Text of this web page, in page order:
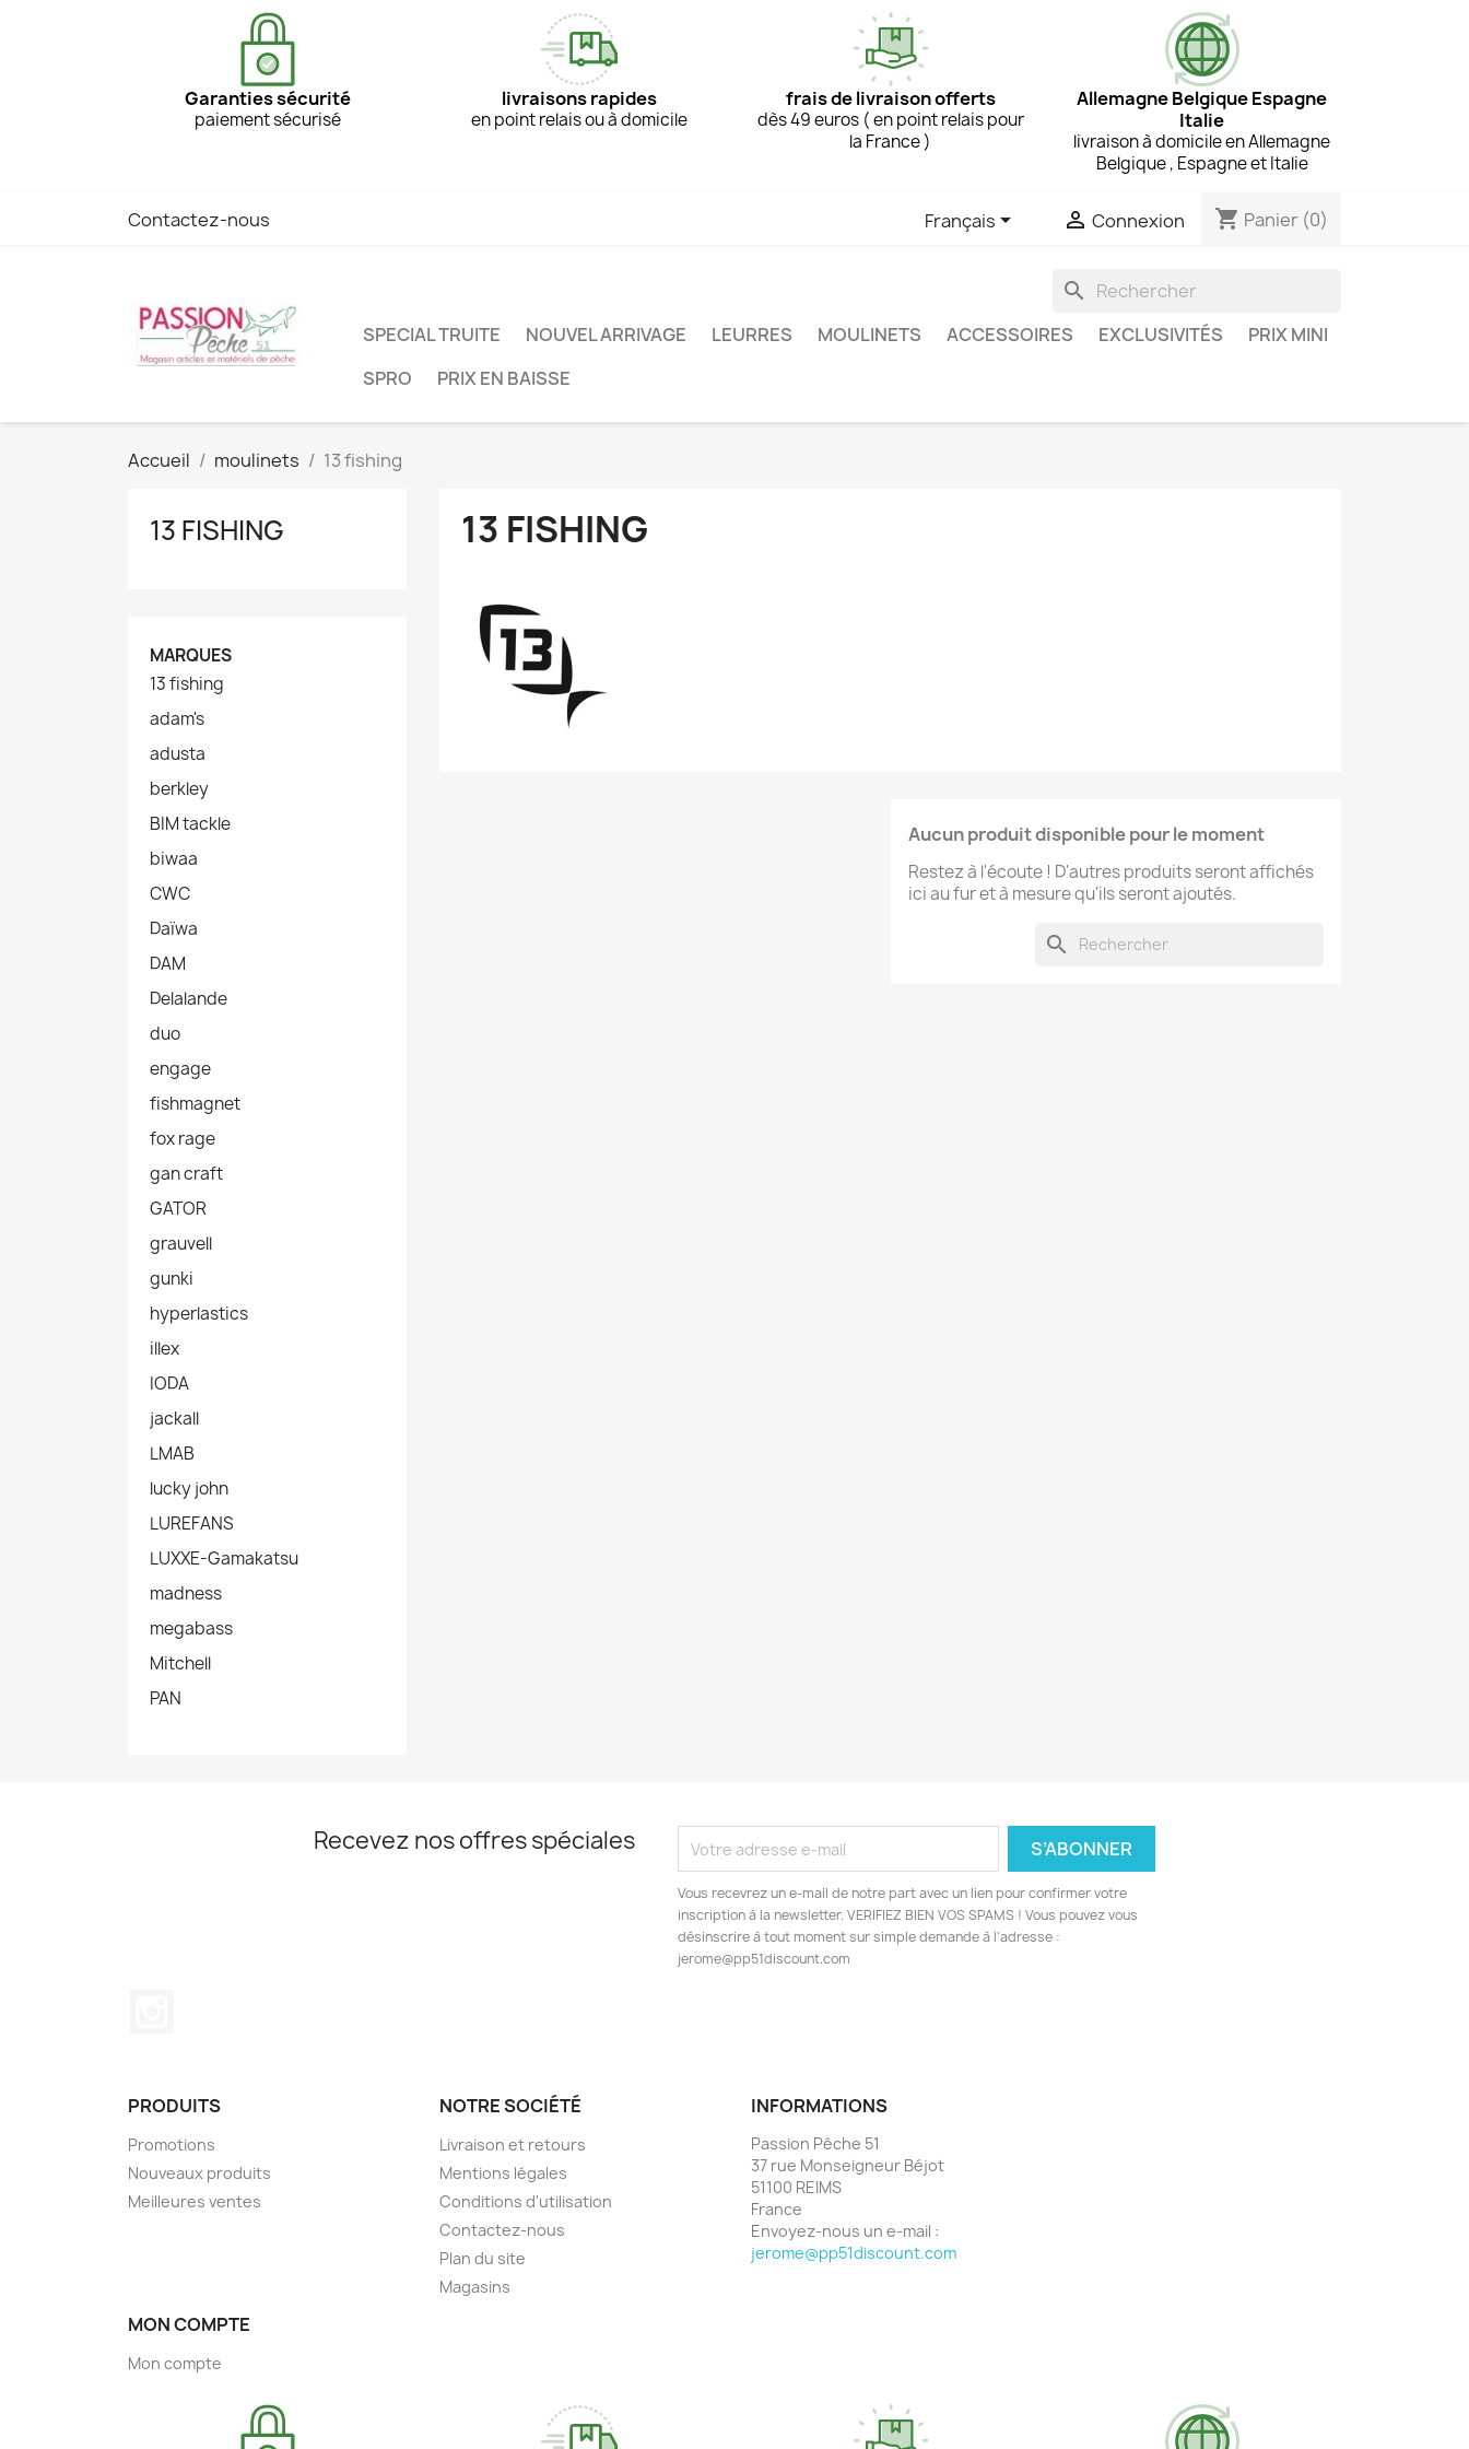
Garanties sécurité
paiement sécurisé
livraisons rapides
en point relais ou à domicile
frais de livraison offerts
dès 49 euros ( en point relais pour
la France )
Allemagne Belgique Espagne
Italie
livraison à domicile en Allemagne
Belgique , Espagne et Italie
Contactez-nous Français  Connexion shopping_cart Panier (0)
search
SPECIAL TRUITE NOUVEL ARRIVAGE LEURRES MOULINETS ACCESSOIRES EXCLUSIVITÉS
PRIX MINI
SPRO
PRIX EN BAISSE
Accueil moulinets 13 fishing
13 FISHING
MARQUES
13 fishing
adam's
adusta
berkley
BIM tackle
biwaa
CWC
Daïwa
DAM
Delalande
duo
engage
fishmagnet
fox rage
gan craft
GATOR
grauvell
gunki
hyperlastics
illex
IODA
jackall
LMAB
lucky john
LUREFANS
LUXXE-Gamakatsu
madness
megabass
Mitchell
PAN
13 FISHING
Aucun produit disponible pour le moment
Restez à l'écoute ! D'autres produits seront affichés
ici au fur et à mesure qu'ils seront ajoutés.
search
Recevez nos offres spéciales
Vous recevrez un e-mail de notre part avec un lien pour confirmer votre
inscription à la newsletter. VERIFIEZ BIEN VOS SPAMS ! Vous pouvez vous
désinscrire à tout moment sur simple demande à l'adresse :
jerome@pp51discount.com
PRODUITS
Promotions
Nouveaux produits
Meilleures ventes
NOTRE SOCIÉTÉ
Livraison et retours
Mentions légales
Conditions d'utilisation
Contactez-nous
Plan du site
Magasins
MON COMPTE
Mon compte
INFORMATIONS
Passion Pêche 51
37 rue Monseigneur Béjot
51100 REIMS
France
Envoyez-nous un e-mail :
jerome@pp51discount.com